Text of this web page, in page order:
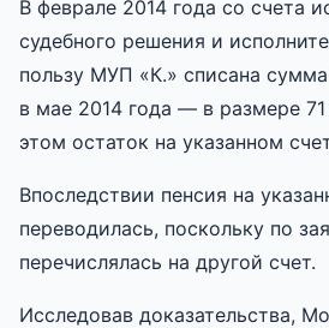
В феврале 2014 года со счета
судебного решения и
пользу МУП «К.» списана
в мае 2014 года — в размере
этом остаток на указанном
Впоследствии пенсия на
переводилась, поскольку по
перечислялась на другой счет.
Исследовав доказательства,